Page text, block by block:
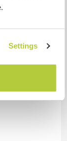
Settings